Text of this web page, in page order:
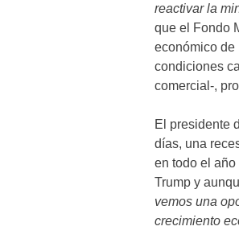
reactivar la
que el Fondo
económico de
condiciones
comercial-,
El presidente
días, una
en todo el
Trump y
vemos una
crecimiento